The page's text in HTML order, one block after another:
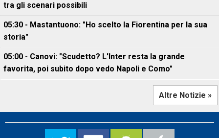
tra gli scenari possibili
05:30 - Mastantuono: "Ho scelto la Fiorentina per la sua
storia"
05:00 - Canovi: "Scudetto? L'Inter resta la grande
favorita, poi subito dopo vedo Napoli e Como"
Altre Notizie »